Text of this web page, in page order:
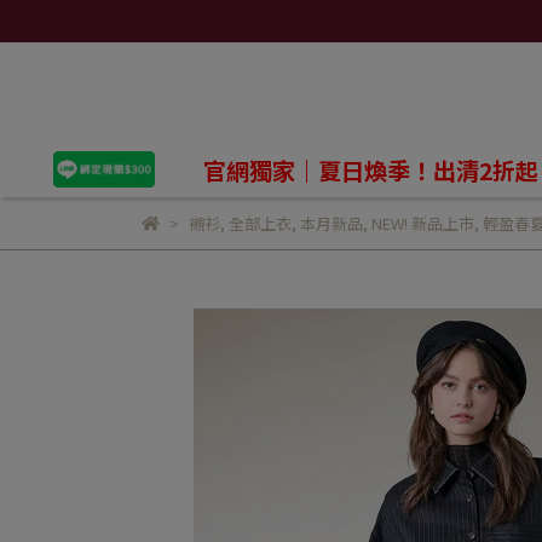
官網獨家｜夏日煥季！出清2折起
襯衫, 全部上衣, 本月新品, NEW! 新品上市, 輕盈春